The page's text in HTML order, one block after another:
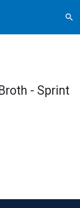
search
- Sprint